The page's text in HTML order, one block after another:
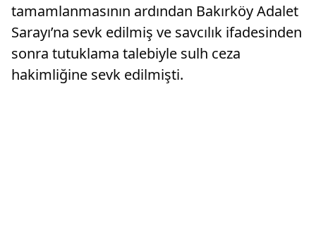
tamamlanmasının ardından Bakırköy Adalet
Sarayı’na sevk edilmiş ve savcılık ifadesinden
sonra tutuklama talebiyle sulh ceza
hakimliğine sevk edilmişti.